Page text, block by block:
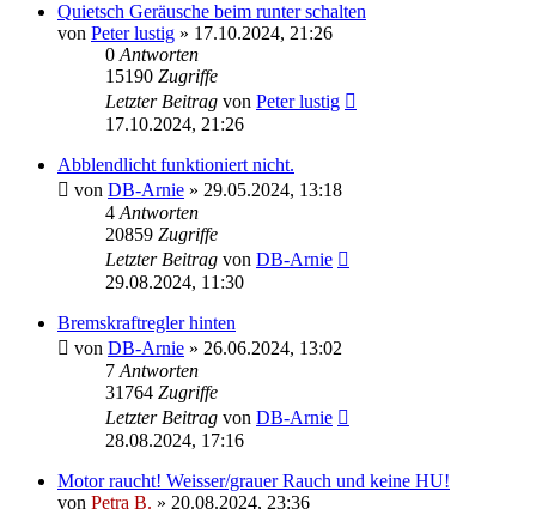
Quietsch Geräusche beim runter schalten
von Peter lustig » 17.10.2024, 21:26
0Antworten
15190 Zugriffe
Letzter Beitrag von Peter lustig
17.10.2024, 21:26
Abblendlicht funktioniert nicht.
von DB-Arnie » 29.05.2024, 13:18
4Antworten
20859 Zugriffe
Letzter Beitrag von DB-Arnie
29.08.2024, 11:30
Bremskraftregler hinten
von DB-Arnie » 26.06.2024, 13:02
7Antworten
31764 Zugriffe
Letzter Beitrag von DB-Arnie
28.08.2024, 17:16
Motor raucht! Weisser/grauer Rauch und keine HU!
von Petra B. » 20.08.2024, 23:36